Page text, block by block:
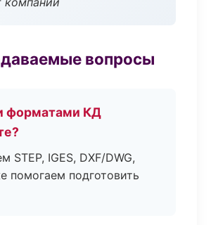
вопросы
форматами КД
STEP, IGES, DXF/DWG,
помогаем подготовить